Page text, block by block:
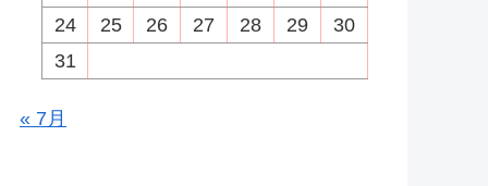
24
25 26 27 28 29
30
31
« 7月